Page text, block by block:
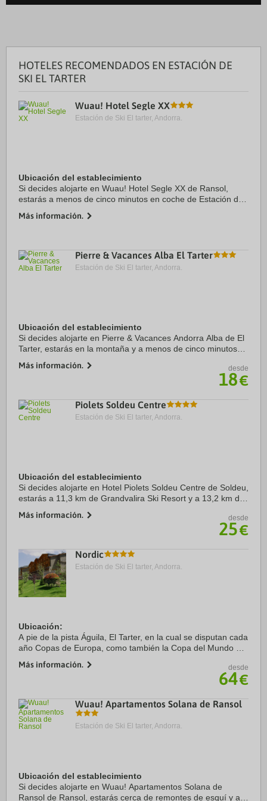
HOTELES RECOMENDADOS EN ESTACIÓN DE
SKI EL TARTER
Wuau! Hotel Segle XX
Estación de Ski El tarter, Andorra.
Ubicación del establecimiento
Si decides alojarte en Wuau! Hotel Segle XX de Ransol,
estarás a menos de cinco minutos en coche de Estación de
este hotel se encuentra a 15,5 km ...
Más información.
Pierre & Vacances Alba El Tarter
Estación de Ski El tarter, Andorra.
Ubicación del establecimiento
Si decides alojarte en Pierre & Vacances Andorra Alba de El
Tarter, estarás en la montaña y a menos de cinco minutos
esquí GrandValira. Además, este ...
Más información. desde
18€
Piolets Soldeu Centre
Estación de Ski El tarter, Andorra.
Ubicación del establecimiento
Si decides alojarte en Hotel Piolets Soldeu Centre de Soldeu,
estarás a 11,3 km de Grandvalira Ski Resort y a 13,2 km de
encuentra a 17 km de Spa Caldea ...
Más información. desde
25€
Nordic
Estación de Ski El tarter, Andorra.
Ubicación:
A pie de la pista Águila, El Tarter, en la cual se disputan cada
año Copas de Europa, como también la Copa del Mundo de
telesilla y a 200 m esquiando del ...
Más información. desde
64€
Wuau! Apartamentos Solana de Ransol
Estación de Ski El tarter, Andorra.
Ubicación del establecimiento
Si decides alojarte en Wuau! Apartamentos Solana de
Ransol de Ransol, estarás cerca de remontes de esquí y a